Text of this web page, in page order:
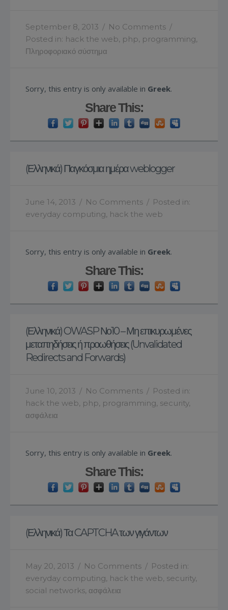
September 8, 2013 / No Comments /
Posted in: hack the web, php, programming,
Πληροφοριακό σύστημα
Sorry, this entry is only available in Greek.
Share This:
(Ελληνικά) Παγκόσμια ημέρα weblogger
June 14, 2013 / No Comments / Posted in:
everyday computing, hack the web
Sorry, this entry is only available in Greek.
Share This:
(Ελληνικά) OWASP Νο10 – Μη επικυρωμένες
μεταπηδήσεις ή προωθήσεις (Unvalidated
Redirects and Forwards)
June 10, 2013 / No Comments / Posted in:
hack the web, php, programming, security,
ασφάλεια
Sorry, this entry is only available in Greek.
Share This:
(Ελληνικά) Τα CAPTCHA των γιγάντων
May 20, 2013 / No Comments / Posted in:
everyday computing, hack the web, security,
social networks, ασφάλεια